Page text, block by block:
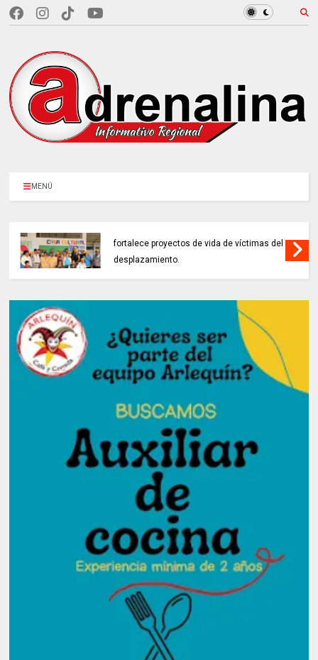
MENÚ
fortalece proyectos de vida de víctimas del
desplazamiento.